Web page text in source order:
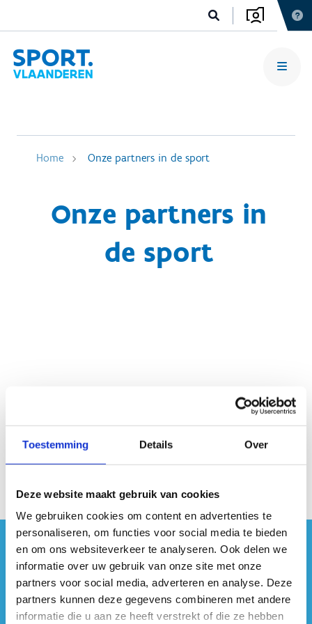
Toestemming Details Over
Deze website maakt gebruik van cookies
We gebruiken cookies om content en advertenties te
personaliseren, om functies voor social media te bieden
en om ons websiteverkeer te analyseren. Ook delen we
informatie over uw gebruik van onze site met onze
partners voor social media, adverteren en analyse. Deze
partners kunnen deze gegevens combineren met andere
informatie die u aan ze heeft verstrekt of die ze hebben
Home Onze partners in de sport
Onze partners in
de sport
#sportersbelevenmeer
ook op sociale media